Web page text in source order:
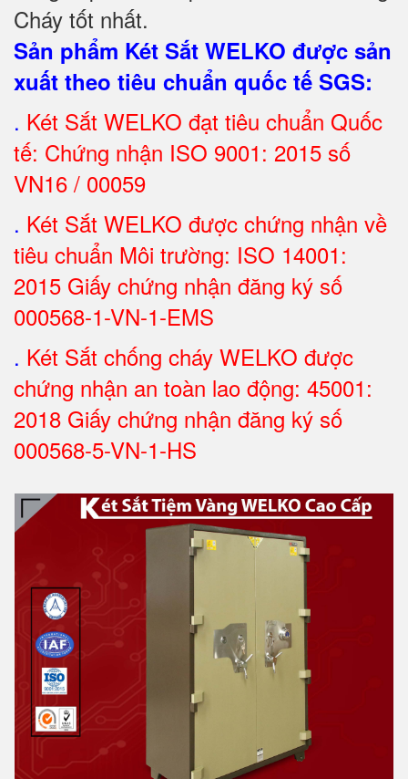
Cháy tốt nhất.
Sản phẩm Két Sắt WELKO được sản
xuất theo tiêu chuẩn quốc tế SGS:
. Két Sắt WELKO đạt tiêu chuẩn Quốc
tế: Chứng nhận ISO 9001: 2015 số
VN16 / 00059
. Két Sắt WELKO được chứng nhận về
tiêu chuẩn Môi trường: ISO 14001:
2015 Giấy chứng nhận đăng ký số
000568-1-VN-1-EMS
. Két Sắt chống cháy WELKO được
chứng nhận an toàn lao động: 45001:
2018 Giấy chứng nhận đăng ký số
000568-5-VN-1-HS